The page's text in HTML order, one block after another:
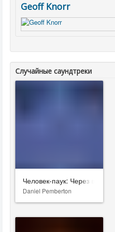
Geoff Knorr
Случайные саундтреки
Человек-паук: Через
Daniel Pemberton